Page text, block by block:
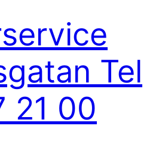
Tel
21 00